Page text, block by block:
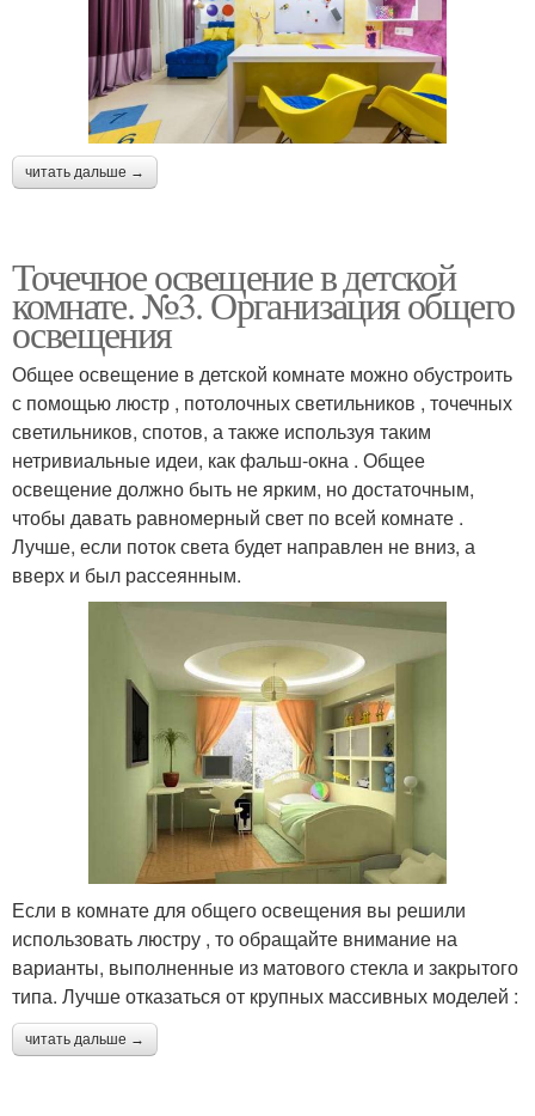
читать дальше →
Точечное освещение в детской
комнате. №3. Организация общего
освещения
Общее освещение в детской комнате можно обустроить
с помощью люстр , потолочных светильников , точечных
светильников, спотов, а также используя таким
нетривиальные идеи, как фальш-окна . Общее
освещение должно быть не ярким, но достаточным,
чтобы давать равномерный свет по всей комнате .
Лучше, если поток света будет направлен не вниз, а
вверх и был рассеянным.
Если в комнате для общего освещения вы решили
использовать люстру , то обращайте внимание на
варианты, выполненные из матового стекла и закрытого
типа. Лучше отказаться от крупных массивных моделей :
читать дальше →